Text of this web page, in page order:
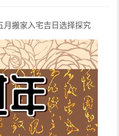
月搬家入宅吉日选择探究